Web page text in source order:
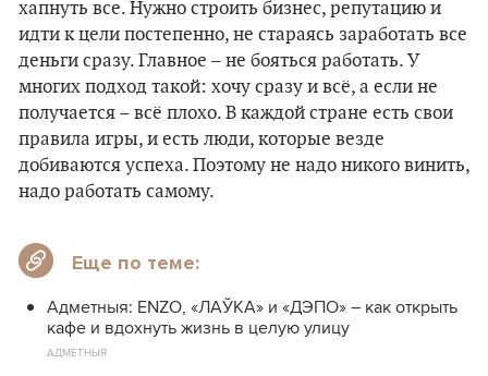
хапнуть все. Нужно строить бизнес, репутацию и
идти к цели постепенно, не стараясь заработать все
деньги сразу. Главное – не бояться работать. У
многих подход такой: хочу сразу и всё, а если не
получается – всё плохо. В каждой стране есть свои
правила игры, и есть люди, которые везде
добиваются успеха. Поэтому не надо никого винить,
надо работать самому.
Еще по теме:
Адметныя: ENZO, «ЛАЎКА» и «ДЭПО» – как открыть
кафе и вдохнуть жизнь в целую улицу
АДМЕТНЫЯ